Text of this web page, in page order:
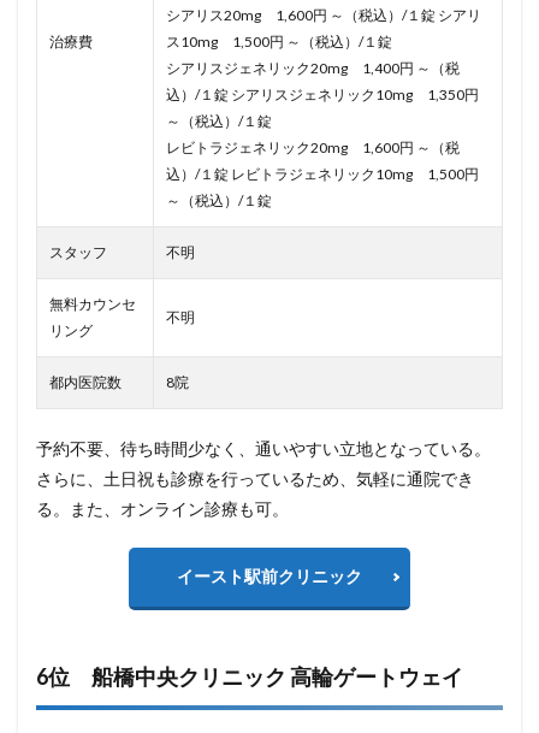
治療費
シアリス20mg 1,600円 ～（税込）/１錠 シアリ
ス10mg 1,500円 ～（税込）/１錠
シアリスジェネリック20mg 1,400円 ～（税
込）/１錠 シアリスジェネリック10mg 1,350円
～（税込）/１錠
レビトラジェネリック20mg 1,600円 ～（税
込）/１錠 レビトラジェネリック10mg 1,500円
～（税込）/１錠
スタッフ 不明
無料カウンセ
リング
不明
都内医院数 8院
予約不要、待ち時間少なく、通いやすい立地となっている。
さらに、土日祝も診療を行っているため、気軽に通院でき
る。また、オンライン診療も可。
イースト駅前クリニック
6位 船橋中央クリニック 高輪ゲートウェイ